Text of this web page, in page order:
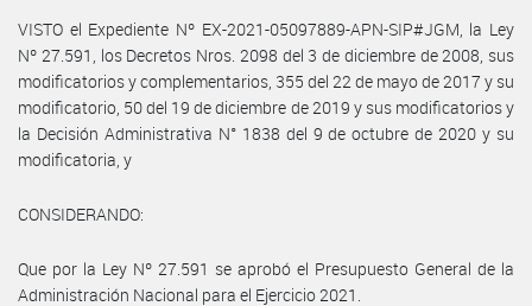
VISTO el Expediente Nº EX-2021-05097889-APN-SIP#JGM, la Ley
Nº 27.591, los Decretos Nros. 2098 del 3 de diciembre de 2008, sus
modificatorios y complementarios, 355 del 22 de mayo de 2017 y su
modificatorio, 50 del 19 de diciembre de 2019 y sus modificatorios y
la Decisión Administrativa N° 1838 del 9 de octubre de 2020 y su
modificatoria, y
CONSIDERANDO:
Que por la Ley Nº 27.591 se aprobó el Presupuesto General de la
Administración Nacional para el Ejercicio 2021.